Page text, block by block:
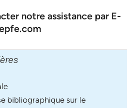
notre assistance par E-
bibliographique sur le